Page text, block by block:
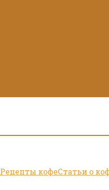
Рецепты кофеСтатьи о